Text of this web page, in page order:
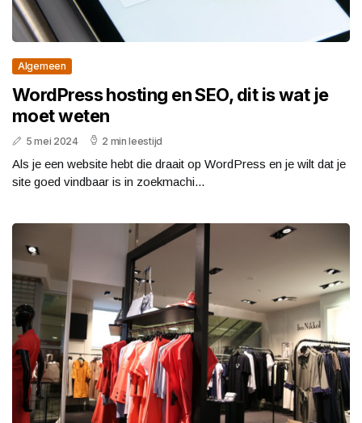
Algemeen
WordPress hosting en SEO, dit is wat je
moet weten
5 mei 2024 2 min leestijd
Als je een website hebt die draait op WordPress en je wilt dat je
site goed vindbaar is in zoekmachi...